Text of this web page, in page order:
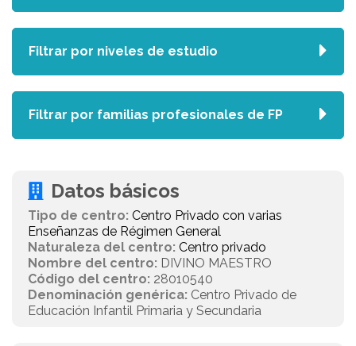
Datos básicos
Tipo de centro: Centro Privado con varias
Enseñanzas de Régimen General
Naturaleza del centro: Centro privado
Nombre del centro: DIVINO MAESTRO
Código del centro: 28010540
Denominación genérica: Centro Privado de
Educación Infantil Primaria y Secundaria
Filtrar por niveles de estudio
Filtrar por familias profesionales de FP